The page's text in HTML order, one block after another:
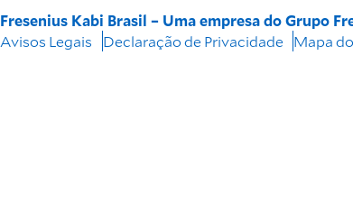
Fresenius Kabi Brasil – Uma empresa do Grupo
Avisos Legais
Declaração de Privacidade Mapa